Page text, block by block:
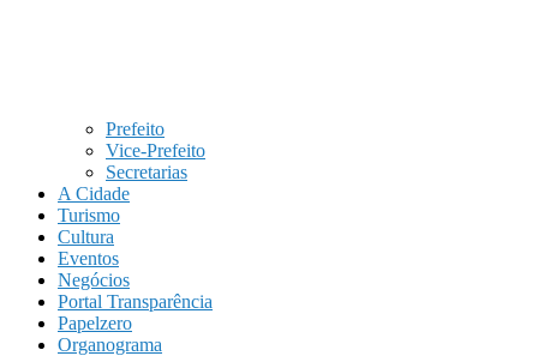
Prefeito
Vice-Prefeito
Secretarias
A Cidade
Turismo
Cultura
Eventos
Negócios
Portal Transparência
Papelzero
Organograma